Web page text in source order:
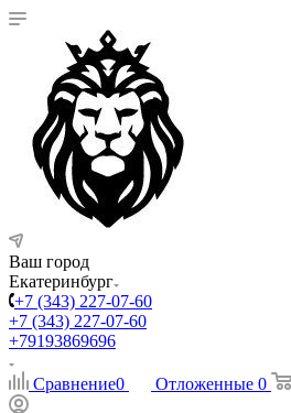
Ваш город
Екатеринбург
+7 (343) 227-07-60
+7 (343) 227-07-60
+79193869696
Сравнение0 Отложенные 0